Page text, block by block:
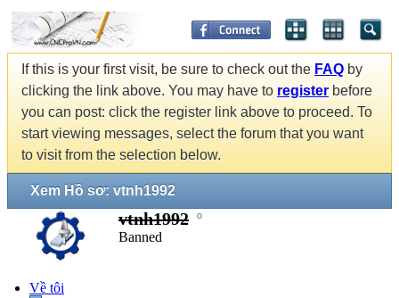
If this is your first visit, be sure to check out the FAQ by
clicking the link above. You may have to register before
you can post: click the register link above to proceed. To
start viewing messages, select the forum that you want
to visit from the selection below.
Xem Hồ sơ: vtnh1992
vtnh1992
Banned
Về tôi